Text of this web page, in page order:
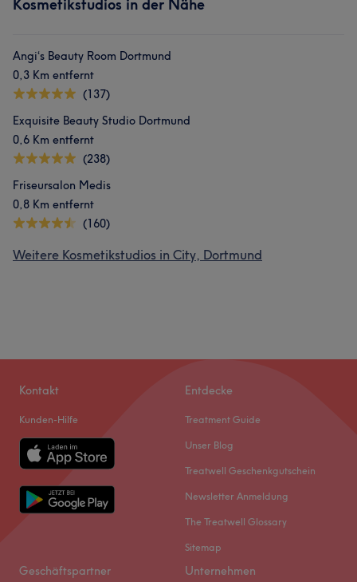
Kosmetikstudios in der Nähe
Angi‘s Beauty Room Dortmund
0,3 Km entfernt
(137)
Exquisite Beauty Studio Dortmund
0,6 Km entfernt
(238)
Friseursalon Medis
0,8 Km entfernt
(160)
Weitere Kosmetikstudios in City, Dortmund
Kontakt
Kunden-Hilfe
Entdecke
Treatment Guide
Unser Blog
Treatwell Geschenkgutschein
Newsletter Anmeldung
The Treatwell Glossary
Sitemap
Geschäftspartner Unternehmen